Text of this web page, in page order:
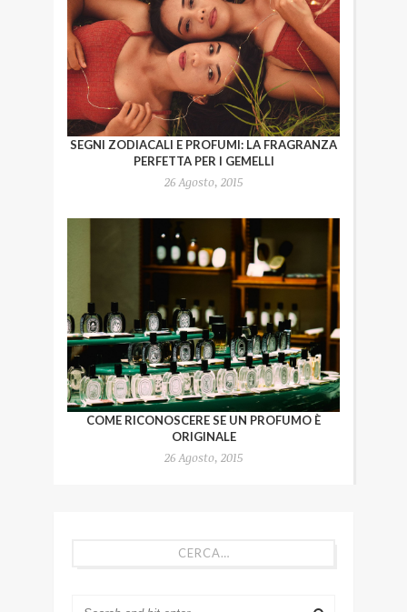
SEGNI ZODIACALI E PROFUMI: LA FRAGRANZA
PERFETTA PER I GEMELLI
26 Agosto, 2015
COME RICONOSCERE SE UN PROFUMO È
ORIGINALE
26 Agosto, 2015
CERCA…